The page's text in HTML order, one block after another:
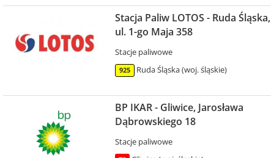
Stacja Paliw LOTOS - Ruda Śląska,
ul. 1-go Maja 358
Stacje paliwowe
925 Ruda Śląska (woj. śląskie)
BP IKAR - Gliwice, Jarosława
Dąbrowskiego 18
Stacje paliwowe